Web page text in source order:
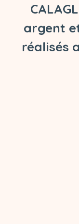
argent
réalisés